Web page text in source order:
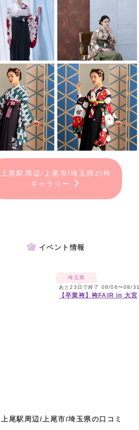
上尾駅周辺/上尾市/埼玉県の袴
ギャラリー
イベント情報
埼玉県
あと23日で終了 08/06〜08/31
【卒業袴】袴FAIR in 大宮
上尾駅周辺/上尾市/埼玉県の口コミ